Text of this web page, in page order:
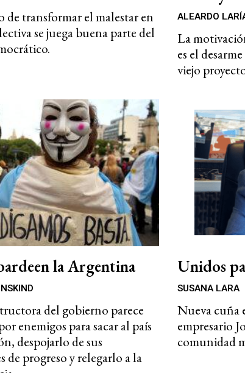
de transformar el malestar en
se juega buena parte del
ALEARDO
La
es el
viejo
la Argentina
del gobierno parece
enemigos para sacar al país
despojarlo de sus
de progreso y relegarlo a la
Unidos
SUSANA LARA
Nueva cuña
empresario
comunidad